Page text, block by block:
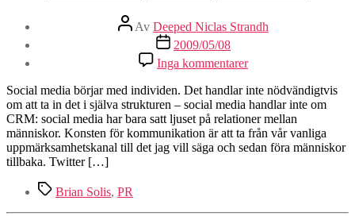
Inläggsförfattare
Av Deeped Niclas Strandh
Inläggsdatum
2009/05/08
Inga kommentarertill
Brian
Solis
på
Disruptive
Media
Social media börjar med individen. Det handlar inte nödvändigtvis
om att ta in det i själva strukturen – social media handlar inte om
CRM: social media har bara satt ljuset på relationer mellan
människor. Konsten för kommunikation är att ta från vår vanliga
uppmärksamhetskanal till det jag vill säga och sedan föra människor
tillbaka. Twitter […]
Etiketter
Brian Solis, PR